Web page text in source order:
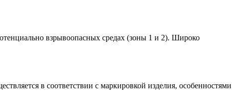
взрывоопасных средах (зоны 1 и 2). Широко
в соответствии с маркировкой изделия, особенностями